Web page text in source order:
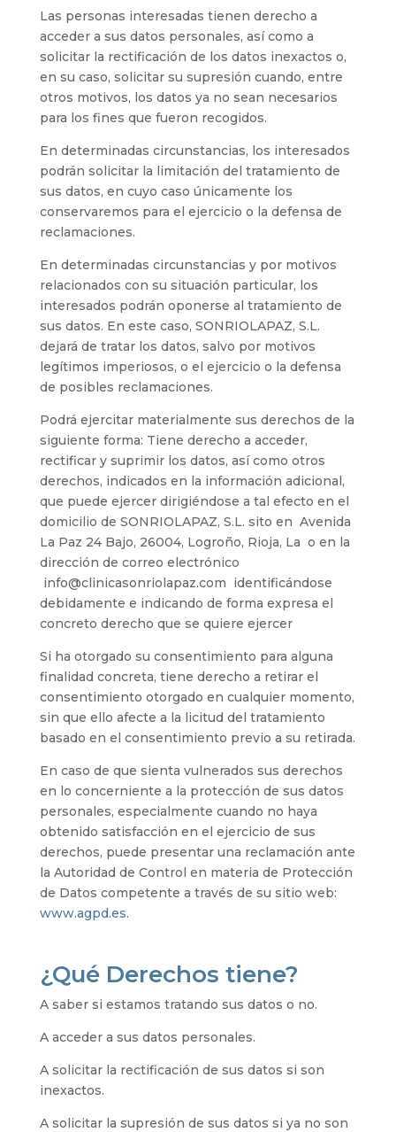
Las personas interesadas tienen derecho a
acceder a sus datos personales, así como a
solicitar la rectificación de los datos inexactos o,
en su caso, solicitar su supresión cuando, entre
otros motivos, los datos ya no sean necesarios
para los fines que fueron recogidos.
En determinadas circunstancias, los interesados
podrán solicitar la limitación del tratamiento de
sus datos, en cuyo caso únicamente los
conservaremos para el ejercicio o la defensa de
reclamaciones.
En determinadas circunstancias y por motivos
relacionados con su situación particular, los
interesados podrán oponerse al tratamiento de
sus datos. En este caso, SONRIOLAPAZ, S.L.
dejará de tratar los datos, salvo por motivos
legítimos imperiosos, o el ejercicio o la defensa
de posibles reclamaciones.
Podrá ejercitar materialmente sus derechos de la
siguiente forma: Tiene derecho a acceder,
rectificar y suprimir los datos, así como otros
derechos, indicados en la información adicional,
que puede ejercer dirigiéndose a tal efecto en el
domicilio de SONRIOLAPAZ, S.L. sito en Avenida
La Paz 24 Bajo, 26004, Logroño, Rioja, La o en la
dirección de correo electrónico
info@clinicasonriolapaz.com identificándose
debidamente e indicando de forma expresa el
concreto derecho que se quiere ejercer
Si ha otorgado su consentimiento para alguna
finalidad concreta, tiene derecho a retirar el
consentimiento otorgado en cualquier momento,
sin que ello afecte a la licitud del tratamiento
basado en el consentimiento previo a su retirada.
En caso de que sienta vulnerados sus derechos
en lo concerniente a la protección de sus datos
personales, especialmente cuando no haya
obtenido satisfacción en el ejercicio de sus
derechos, puede presentar una reclamación ante
la Autoridad de Control en materia de Protección
de Datos competente a través de su sitio web:
www.agpd.es.
¿Qué Derechos tiene?
A saber si estamos tratando sus datos o no.
A acceder a sus datos personales.
A solicitar la rectificación de sus datos si son
inexactos.
A solicitar la supresión de sus datos si ya no son